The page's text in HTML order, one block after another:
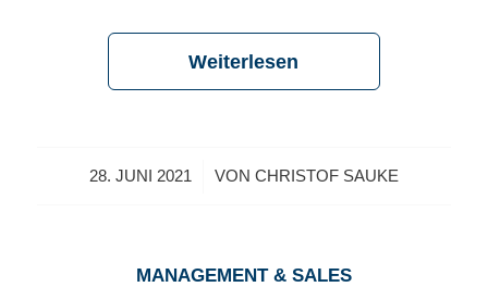
Weiterlesen
28. JUNI 2021
/ VON CHRISTOF SAUKE
MANAGEMENT & SALES